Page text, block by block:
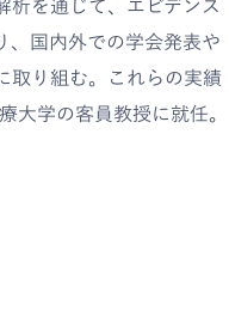
析を通じて、エビデンス
、国内外での学会発表や
取り組む。これらの実績
大学の客員教授に就任。